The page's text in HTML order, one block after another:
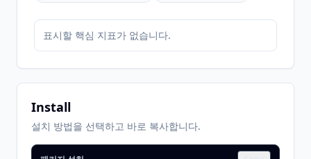
표시할 핵심 지표가 없습니다.
Install
설치 방법을 선택하고 바로 복사합니다.